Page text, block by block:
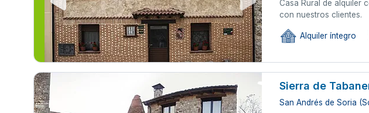
Casa Rural de alquiler
con nuestros clientes.
Alquiler íntegro
Sierra de
San Andrés de Soria